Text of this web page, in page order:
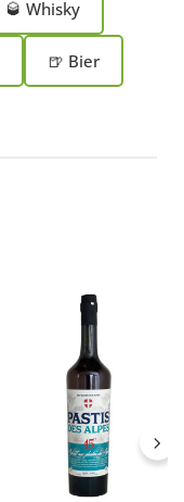
🥃 Whisky
🍺 Bier